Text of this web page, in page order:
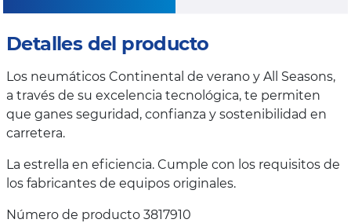
Detalles del producto
Los neumáticos Continental de verano y All Seasons,
a través de su excelencia tecnológica, te permiten
que ganes seguridad, confianza y sostenibilidad en
carretera.
La estrella en eficiencia. Cumple con los requisitos de
los fabricantes de equipos originales.
Número de producto 3817910